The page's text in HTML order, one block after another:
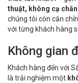
thuật, không cạ
chúng tôi còn căn
với từng khách hàng
Không gian
Khách hàng đến với
là trải nghiệm một